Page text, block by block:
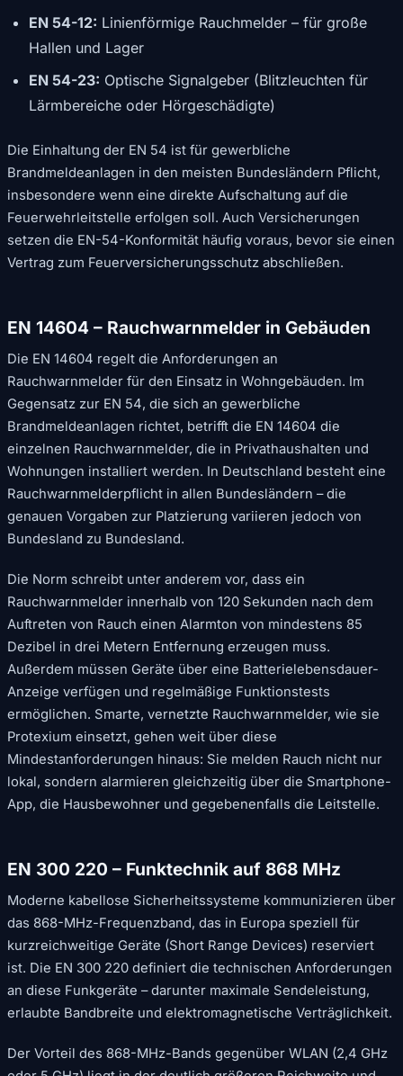
EN 54-12: Linienförmige Rauchmelder – für große
Hallen und Lager
EN 54-23: Optische Signalgeber (Blitzleuchten für
Lärmbereiche oder Hörgeschädigte)
Die Einhaltung der EN 54 ist für gewerbliche
Brandmeldeanlagen in den meisten Bundesländern Pflicht,
insbesondere wenn eine direkte Aufschaltung auf die
Feuerwehrleitstelle erfolgen soll. Auch Versicherungen
setzen die EN-54-Konformität häufig voraus, bevor sie einen
Vertrag zum Feuerversicherungsschutz abschließen.
EN 14604 – Rauchwarnmelder in Gebäuden
Die EN 14604 regelt die Anforderungen an
Rauchwarnmelder für den Einsatz in Wohngebäuden. Im
Gegensatz zur EN 54, die sich an gewerbliche
Brandmeldeanlagen richtet, betrifft die EN 14604 die
einzelnen Rauchwarnmelder, die in Privathaushalten und
Wohnungen installiert werden. In Deutschland besteht eine
Rauchwarnmelderpflicht in allen Bundesländern – die
genauen Vorgaben zur Platzierung variieren jedoch von
Bundesland zu Bundesland.
Die Norm schreibt unter anderem vor, dass ein
Rauchwarnmelder innerhalb von 120 Sekunden nach dem
Auftreten von Rauch einen Alarmton von mindestens 85
Dezibel in drei Metern Entfernung erzeugen muss.
Außerdem müssen Geräte über eine Batterielebensdauer-
Anzeige verfügen und regelmäßige Funktionstests
ermöglichen. Smarte, vernetzte Rauchwarnmelder, wie sie
Protexium einsetzt, gehen weit über diese
Mindestanforderungen hinaus: Sie melden Rauch nicht nur
lokal, sondern alarmieren gleichzeitig über die Smartphone-
App, die Hausbewohner und gegebenenfalls die Leitstelle.
EN 300 220 – Funktechnik auf 868 MHz
Moderne kabellose Sicherheitssysteme kommunizieren über
das 868-MHz-Frequenzband, das in Europa speziell für
kurzreichweitige Geräte (Short Range Devices) reserviert
ist. Die EN 300 220 definiert die technischen Anforderungen
an diese Funkgeräte – darunter maximale Sendeleistung,
erlaubte Bandbreite und elektromagnetische Verträglichkeit.
Der Vorteil des 868-MHz-Bands gegenüber WLAN (2,4 GHz